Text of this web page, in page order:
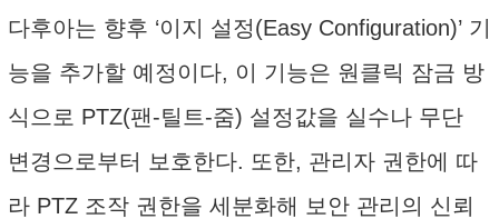
다후아는 향후 ‘이지 설정(Easy Configuration)’ 기
능을 추가할 예정이다, 이 기능은 원클릭 잠금 방
식으로 PTZ(팬-틸트-줌) 설정값을 실수나 무단
변경으로부터 보호한다. 또한, 관리자 권한에 따
라 PTZ 조작 권한을 세분화해 보안 관리의 신뢰